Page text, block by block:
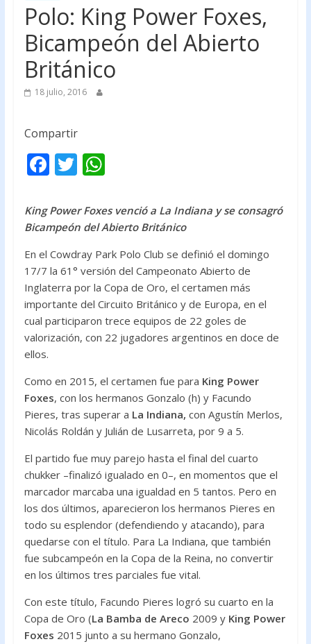
Polo: King Power Foxes,
Bicampeón del Abierto
Británico
18 julio, 2016
Compartir
F
e
b
o
o
k
T
itt
er
W
at
s
A
p
p
King Power Foxes venció a La Indiana y se consagró
Bicampeón del Abierto Británico
En el Cowdray Park Polo Club se definió el domingo
17/7 la 61° versión del Campeonato Abierto de
Inglaterra por la Copa de Oro, el certamen más
importante del Circuito Británico y de Europa, en el
cual participaron trece equipos de 22 goles de
valorización, con 22 jugadores argentinos en doce de
ellos.
Como en 2015, el certamen fue para King Power
Foxes, con los hermanos Gonzalo (h) y Facundo
Pieres, tras superar a La Indiana, con Agustín Merlos,
Nicolás Roldán y Julián de Lusarreta, por 9 a 5.
El partido fue muy parejo hasta el final del cuarto
chukker –finalizó igualado en 0–, en momentos que el
marcador marcaba una igualdad en 5 tantos. Pero en
los dos últimos, aparecieron los hermanos Pieres en
todo su esplendor (defendiendo y atacando), para
quedarse con el título. Para La Indiana, que también
fue subcampeón en la Copa de la Reina, no convertir
en los últimos tres parciales fue vital.
Con este título, Facundo Pieres logró su cuarto en la
Copa de Oro (La Bamba de Areco 2009 y King Power
Foxes 2015 junto a su hermano Gonzalo,